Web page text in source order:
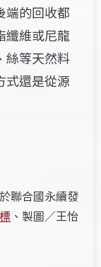
端的回收都
纖維或尼龍
絲等天然料
式還是從源
聯合國永續發
、製圖／王怡